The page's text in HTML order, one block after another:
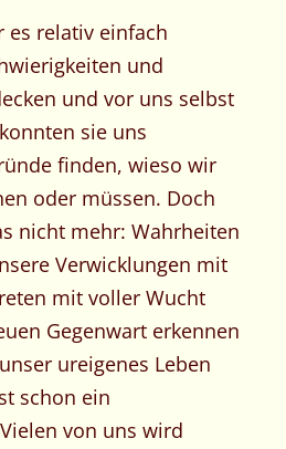
es relativ einfach
und
und vor uns selbst
sie uns
finden, wieso wir
oder müssen. Doch
nicht mehr: Wahrheiten
Verwicklungen mit
mit voller Wucht
Gegenwart erkennen
ureigenes Leben
schon ein
von uns wird